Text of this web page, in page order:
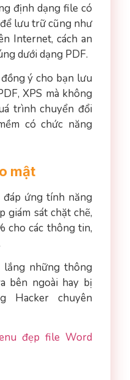
định dạng file có
lưu trữ cũng như
Internet, cách an
dưới dạng PDF.
ý cho bạn lưu
XPS mà không
trình chuyển đổi
có chức năng
mật
ứng tính năng
giám sát chặt chẽ,
cho các thông tin,
những thông
bên ngoài hay bị
Hacker chuyên
đẹp file Word